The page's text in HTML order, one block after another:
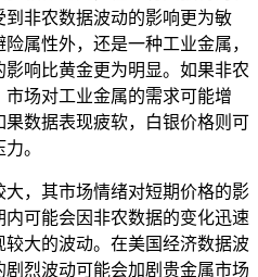
非农数据波动的影响更为敏
属性外，还是一种工业金属，
响比黄金更为明显。如果非农
场对工业金属的需求可能增
数据表现疲软，白银价格则可
。
，其市场情绪对短期价格的影
可能会因非农数据的变化迅速
大的波动。在美国经济数据波
烈波动可能会加剧贵金属市场